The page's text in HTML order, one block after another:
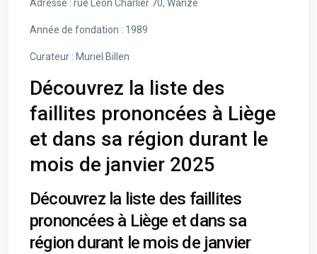
Adresse : rue Léon Charlier 70, Wanze
Année de fondation : 1989
Curateur : Muriel Billen
Découvrez la liste des
faillites prononcées à Liège
et dans sa région durant le
mois de janvier 2025
Découvrez la liste des faillites
prononcées à Liège et dans sa
région durant le mois de janvier